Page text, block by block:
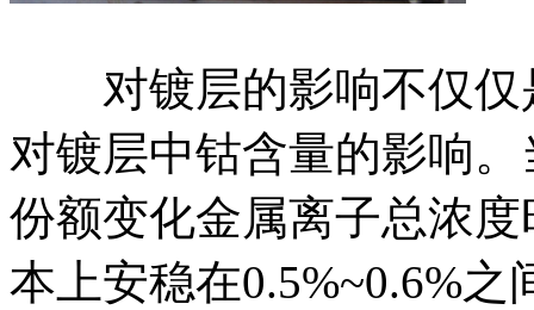
对镀层的影响不仅仅
对镀层中钴含量的影响
份额变化金属离子总浓
本上安稳在0.5%~0.6%